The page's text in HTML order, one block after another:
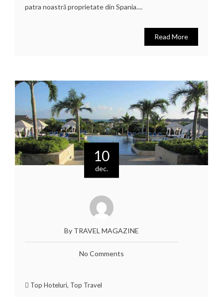
patra noastră proprietate din Spania....
Read More
10
dec.
By TRAVEL MAGAZINE
No Comments
Top Hoteluri, Top Travel